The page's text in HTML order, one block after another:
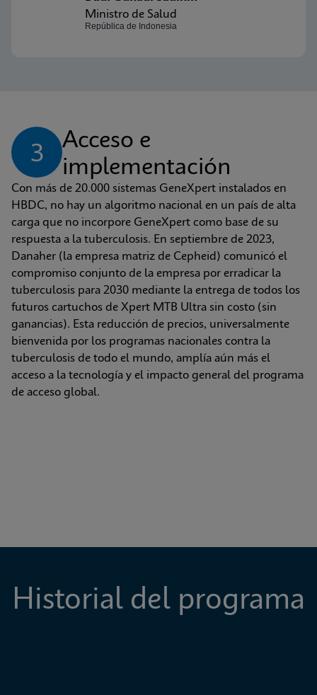
Ministro de Salud
República de Indonesia
3
Acceso e
implementación
Con más de 20.000 sistemas GeneXpert instalados en
HBDC, no hay un algoritmo nacional en un país de alta
carga que no incorpore GeneXpert como base de su
respuesta a la tuberculosis. En septiembre de 2023,
Danaher (la empresa matriz de Cepheid) comunicó el
compromiso conjunto de la empresa por erradicar la
tuberculosis para 2030 mediante la entrega de todos los
futuros cartuchos de Xpert MTB Ultra sin costo (sin
ganancias). Esta reducción de precios, universalmente
bienvenida por los programas nacionales contra la
tuberculosis de todo el mundo, amplía aún más el
acceso a la tecnología y el impacto general del programa
de acceso global.
Historial del programa